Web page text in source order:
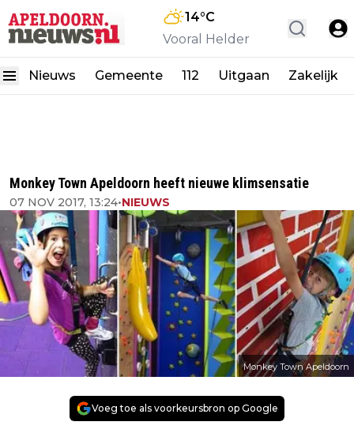
14°C
Vooral Helder
Nieuws Gemeente 112 Uitgaan Zakelijk
Monkey Town Apeldoorn heeft nieuwe klimsensatie
07 NOV 2017, 13:24•NIEUWS
Monkey Town Apeldoorn
Voeg toe als voorkeursbron op Google